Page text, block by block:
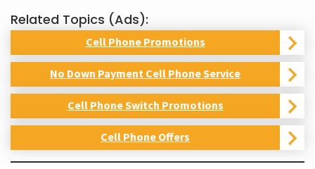
Related Topics (Ads):
Cell Phone Promotions
No Down Payment Cell Phone Service
Cell Phone Switch Promotions
Cell Phone Offers